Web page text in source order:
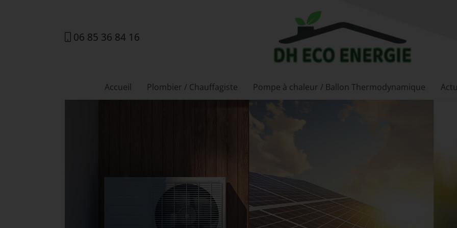
06 85 36 84 16
Accueil Plombier / Chauffagiste Pompe à chaleur / Ballon Thermodynamique